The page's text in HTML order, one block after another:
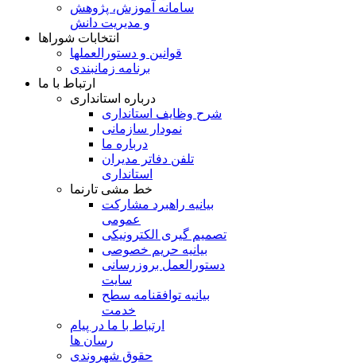
سامانه آموزش، پژوهش
و مدیریت دانش
انتخابات شوراها
قوانین و دستورالعملها
برنامه زمانبندی
ارتباط با ما
درباره استانداری
شرح وظایف استانداری
نمودار سازمانی
درباره ما
تلفن دفاتر مدیران
استانداری
خط مشی تارنما
بیانیه راهبرد مشارکت
عمومی
تصمیم گیری الکترونیکی
بیانیه حریم خصوصی
دستورالعمل بروزرسانی
سایت
بیانیه توافقنامه سطح
خدمت
ارتباط با ما در پیام
رسان ها
حقوق شهروندی